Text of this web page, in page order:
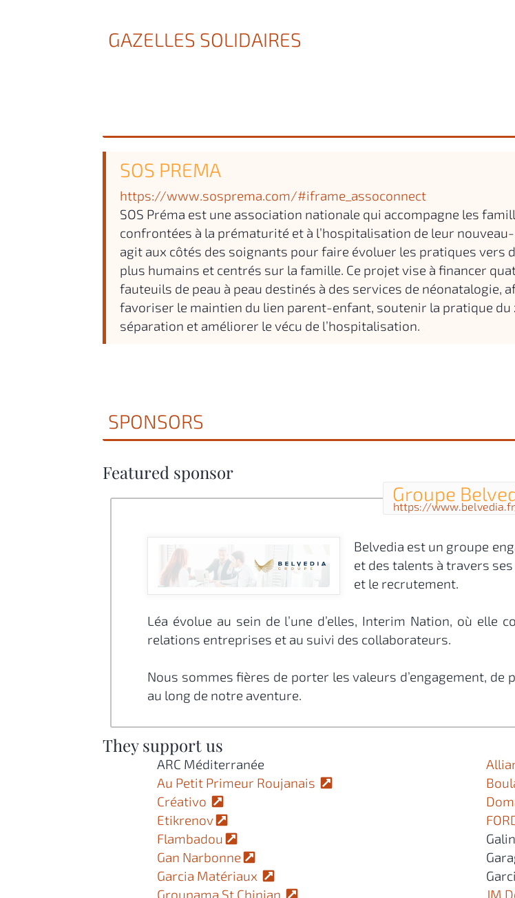
GAZELLES SOLIDAIRES
SOS PREMA
https://www.sosprema.com/#iframe_assoconnect
SOS Préma est une association nationale qui accompagne les
confrontées à la prématurité et à l’hospitalisation de leur
agit aux côtés des soignants pour faire évoluer les pratiques vers
plus humains et centrés sur la famille. Ce projet vise à financer
fauteuils de peau à peau destinés à des services de néonatalogie,
favoriser le maintien du lien parent-enfant, soutenir la pratique du
séparation et améliorer le vécu de l’hospitalisation.
SPONSORS
Featured sponsor
Groupe
https://
Belvedia est un groupe
et des talents à travers
et le recrutement.
Léa évolue au sein de l’une d’elles, Interim Nation, où elle
relations entreprises et au suivi des collaborateurs.
Nous sommes fières de porter les valeurs d’engagement,
au long de notre aventure.
They support us
ARC Méditerranée
Au Petit Primeur Roujanais
Créativo
Etikrenov
Flambadou
Gan Narbonne
Garcia Matériaux
Groupama St Chinian
JM